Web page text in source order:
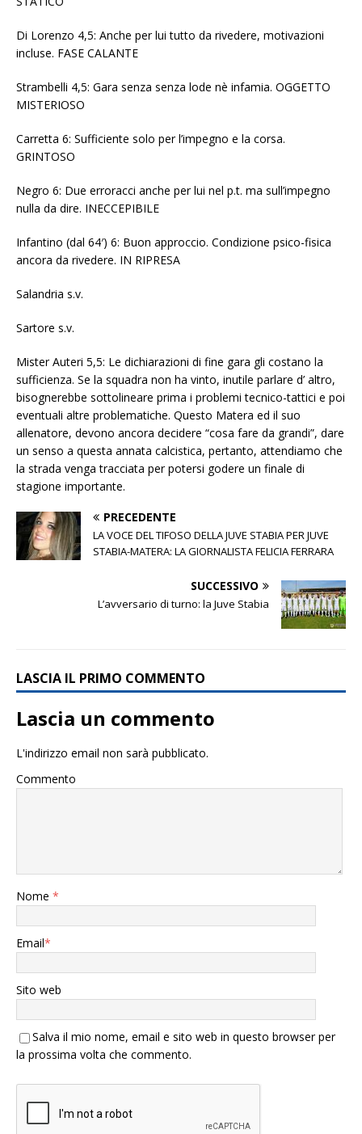
Di Lorenzo 4,5: Anche per lui tutto da rivedere, motivazioni
incluse. FASE CALANTE
Strambelli 4,5: Gara senza senza lode nè infamia. OGGETTO
MISTERIOSO
Carretta 6: Sufficiente solo per l’impegno e la corsa.
GRINTOSO
Negro 6: Due erroracci anche per lui nel p.t. ma sull’impegno
nulla da dire. INECCEPIBILE
Infantino (dal 64′) 6: Buon approccio. Condizione psico-fisica
ancora da rivedere. IN RIPRESA
Salandria s.v.
Sartore s.v.
Mister Auteri 5,5: Le dichiarazioni di fine gara gli costano la
sufficienza. Se la squadra non ha vinto, inutile parlare d’ altro,
bisognerebbe sottolineare prima i problemi tecnico-tattici e poi
eventuali altre problematiche. Questo Matera ed il suo
allenatore, devono ancora decidere “cosa fare da grandi”, dare
un senso a questa annata calcistica, pertanto, attendiamo che
la strada venga tracciata per potersi godere un finale di
stagione importante.
PRECEDENTE
LA VOCE DEL TIFOSO DELLA JUVE STABIA PER JUVE
STABIA-MATERA: LA GIORNALISTA FELICIA FERRARA
SUCCESSIVO
L’avversario di turno: la Juve Stabia
LASCIA IL PRIMO COMMENTO
Lascia un commento
L'indirizzo email non sarà pubblicato.
Commento
Nome *
Email*
Sito web
Salva il mio nome, email e sito web in questo browser per
la prossima volta che commento.